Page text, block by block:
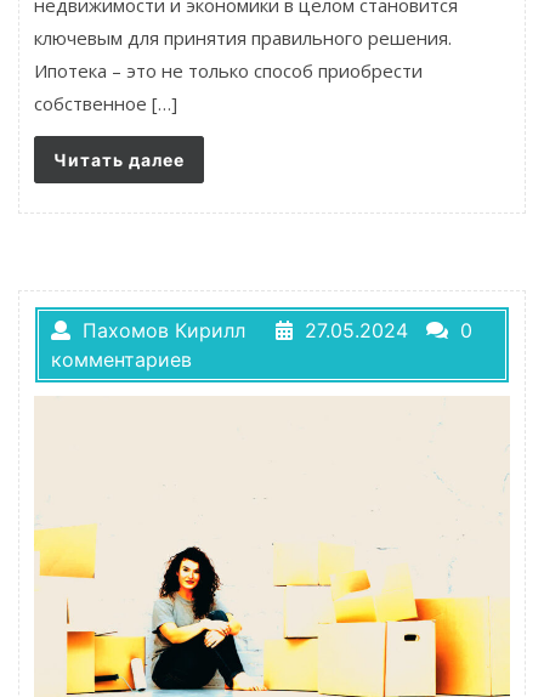
ключевым для принятия правильного решения.
Ипотека – это не только способ приобрести
собственное […]
Читать далее
Пахомов Кирилл 27.05.2024
0
комментариев